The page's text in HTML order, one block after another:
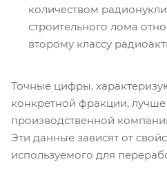
количеством
строительного лома
второму классу
Точные цифры,
конкретной фракции,
производственной
Эти данные зависят от
используемого для